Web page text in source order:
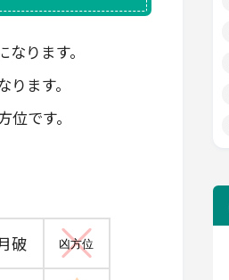
ります。
ます。
です。
破 凶方位